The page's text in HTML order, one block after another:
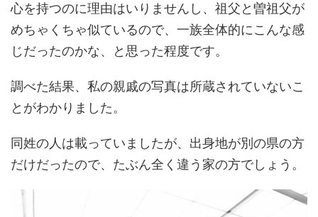
心を持つのに理由はいりませんし、祖父と曽祖父が
めちゃくちゃ似ているので、一族全体的にこんな感
じだったのかな、と思った程度です。
調べた結果、私の親戚の写真は所蔵されていないこ
とがわかりました。
同姓の人は載っていましたが、出身地が別の県の方
だけだったので、たぶん全く違う家の方でしょう。